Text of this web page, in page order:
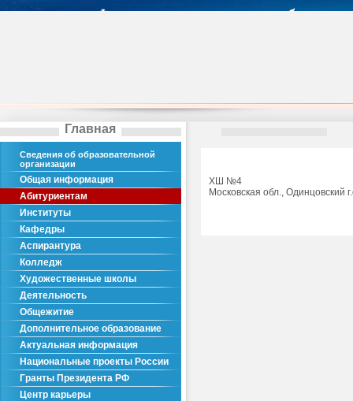
Главная
Сведения об образовательной
организации
Общая информация
Абитуриентам
Институты
Кафедры
Аспирантура
Колледж
Художественные школы
Деятельность
Общежитие
Дополнительное образование
Актуальная информация
Национальные проекты России
Гранты Президента РФ
Центр карьеры
ХШ №4
Московская обл.,